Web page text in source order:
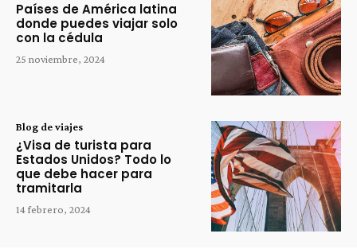
Países de América latina
donde puedes viajar solo
con la cédula
25 noviembre, 2024
Blog de viajes
¿Visa de turista para
Estados Unidos? Todo lo
que debe hacer para
tramitarla
14 febrero, 2024